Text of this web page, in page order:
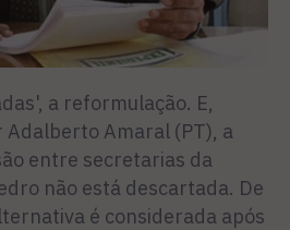
a reformulação. E,
Adalberto Amaral (PT), a
entre secretarias da
não está descartada. De
é considerada após